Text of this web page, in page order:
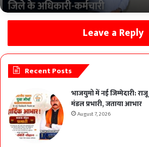
Leave a Reply
Recent Posts
भाजयुमो में नई जिम्मेदारी:
मंडल प्रभारी, जताया आभार
August 7, 2026